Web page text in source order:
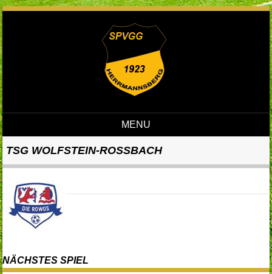
MENU
TSG WOLFSTEIN-ROSSBACH
NÄCHSTES SPIEL